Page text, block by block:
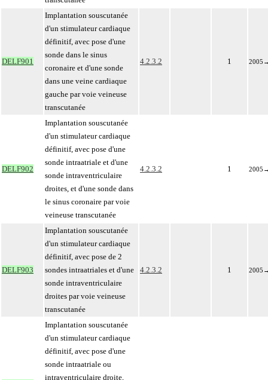
DELF901
Implantation souscutanée
d'un stimulateur cardiaque
définitif, avec pose d'une
sonde dans le sinus
coronaire et d'une sonde
dans une veine cardiaque
gauche par voie veineuse
transcutanée
4.2.3.2 1 2005
DELF902
Implantation souscutanée
d'un stimulateur cardiaque
définitif, avec pose d'une
sonde intraatriale et d'une
sonde intraventriculaire
droites, et d'une sonde dans
le sinus coronaire par voie
veineuse transcutanée
4.2.3.2 1 2005
DELF903
Implantation souscutanée
d'un stimulateur cardiaque
définitif, avec pose de 2
sondes intraatriales et d'une
sonde intraventriculaire
droites par voie veineuse
transcutanée
4.2.3.2 1 2005
Implantation souscutanée
d'un stimulateur cardiaque
définitif, avec pose d'une
sonde intraatriale ou
intraventriculaire droite,